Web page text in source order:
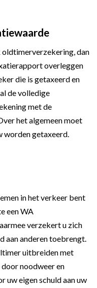
oldtimerverzekering, dan
overleggen
die is getaxeerd en
de volledige
met de
het algemeen moet
worden getaxeerd.
in het verkeer bent
een WA
verzekert u zich
aan anderen toebrengt.
uitbreiden met
noodweer en
uw eigen schuld aan uw